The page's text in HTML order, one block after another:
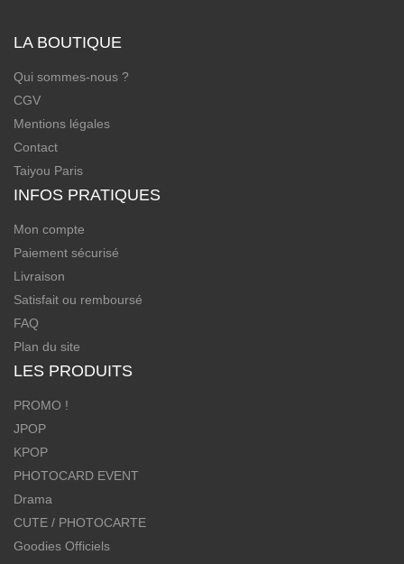
LA BOUTIQUE
Qui sommes-nous ?
CGV
Mentions légales
Contact
Taiyou Paris
INFOS PRATIQUES
Mon compte
Paiement sécurisé
Livraison
Satisfait ou remboursé
FAQ
Plan du site
LES PRODUITS
PROMO !
JPOP
KPOP
PHOTOCARD EVENT
Drama
CUTE / PHOTOCARTE
Goodies Officiels